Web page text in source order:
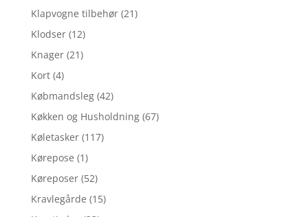
Klapvogne tilbehør (21)
Klodser (12)
Knager (21)
Kort (4)
Købmandsleg (42)
Køkken og Husholdning (67)
Køletasker (117)
Kørepose (1)
Køreposer (52)
Kravlegårde (15)